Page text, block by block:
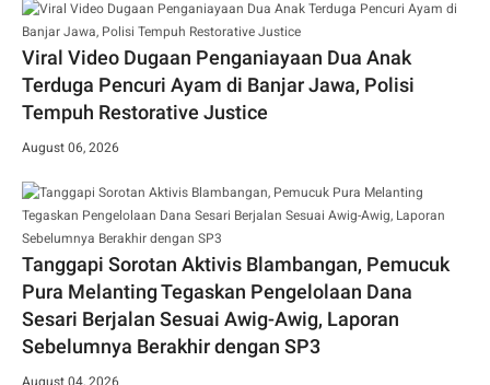
Viral Video Dugaan Penganiayaan Dua Anak
Terduga Pencuri Ayam di Banjar Jawa, Polisi
Tempuh Restorative Justice
August 06, 2026
Tanggapi Sorotan Aktivis Blambangan, Pemucuk
Pura Melanting Tegaskan Pengelolaan Dana
Sesari Berjalan Sesuai Awig-Awig, Laporan
Sebelumnya Berakhir dengan SP3
August 04, 2026